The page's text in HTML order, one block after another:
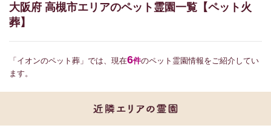
大阪府 高槻市エリアのペット霊園一覧【ペット火
葬】
「イオンのペット葬」では、現在6件のペット霊園情報をご紹介してい
ます。